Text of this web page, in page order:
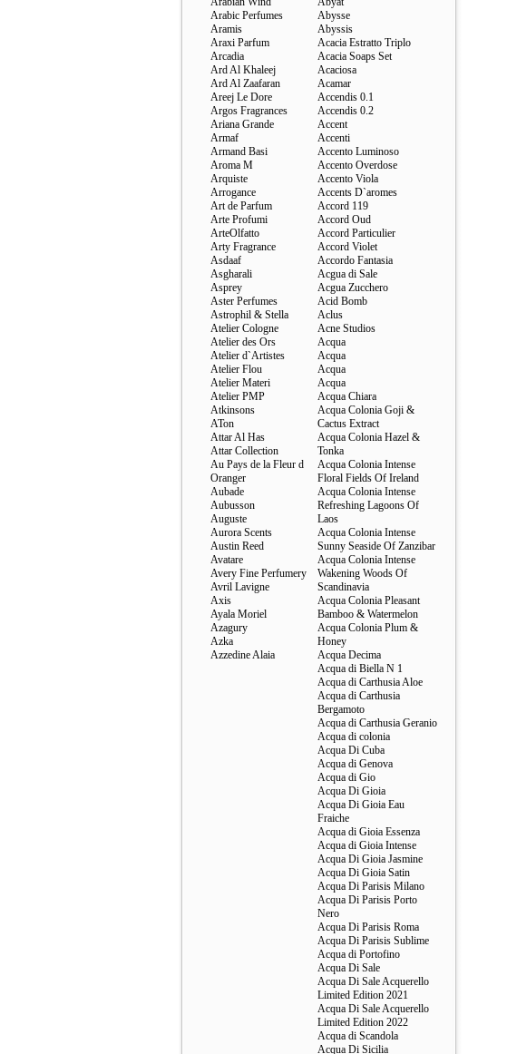
Arabic Perfumes
Aramis
Araxi Parfum
Arcadia
Ard Al Khaleej
Ard Al Zaafaran
Areej Le Dore
Argos Fragrances
Ariana Grande
Armaf
Armand Basi
Aroma M
Arquiste
Arrogance
Art de Parfum
Arte Profumi
ArteOlfatto
Arty Fragrance
Asdaaf
Asgharali
Asprey
Aster Perfumes
Astrophil & Stella
Atelier Cologne
Atelier des Ors
Atelier d`Artistes
Atelier Flou
Atelier Materi
Atelier PMP
Atkinsons
ATon
Attar Al Has
Attar Collection
Au Pays de la Fleur d
Oranger
Aubade
Aubusson
Auguste
Aurora Scents
Austin Reed
Avatare
Avery Fine Perfumery
Avril Lavigne
Axis
Ayala Moriel
Azagury
Azka
Azzedine Alaia
Abysse
Abyssis
Acacia Estratto Triplo
Acacia Soaps Set
Acaciosa
Acamar
Accendis 0.1
Accendis 0.2
Accent
Accenti
Accento Luminoso
Accento Overdose
Accento Viola
Accents D`aromes
Accord 119
Accord Oud
Accord Particulier
Accord Violet
Accordo Fantasia
Acgua di Sale
Acgua Zucchero
Acid Bomb
Aclus
Acne Studios
Acqua
Acqua
Acqua
Acqua
Acqua Chiara
Acqua Colonia Goji &
Cactus Extract
Acqua Colonia Hazel &
Tonka
Acqua Colonia Intense
Floral Fields Of Ireland
Acqua Colonia Intense
Refreshing Lagoons Of
Laos
Acqua Colonia Intense
Sunny Seaside Of Zanzibar
Acqua Colonia Intense
Wakening Woods Of
Scandinavia
Acqua Colonia Pleasant
Bamboo & Watermelon
Acqua Colonia Plum &
Honey
Acqua Decima
Acqua di Biella N 1
Acqua di Carthusia Aloe
Acqua di Carthusia
Bergamoto
Acqua di Carthusia Geranio
Acqua di colonia
Acqua Di Cuba
Acqua di Genova
Acqua di Gio
Acqua Di Gioia
Acqua Di Gioia Eau
Fraiche
Acqua di Gioia Essenza
Acqua di Gioia Intense
Acqua Di Gioia Jasmine
Acqua Di Gioia Satin
Acqua Di Parisis Milano
Acqua Di Parisis Porto
Nero
Acqua Di Parisis Roma
Acqua Di Parisis Sublime
Acqua di Portofino
Acqua Di Sale
Acqua Di Sale Acquerello
Limited Edition 2021
Acqua Di Sale Acquerello
Limited Edition 2022
Acqua di Scandola
Acqua Di Sicilia